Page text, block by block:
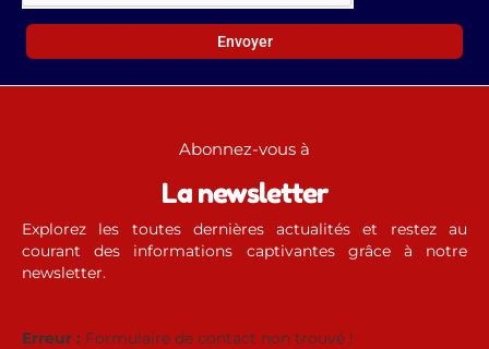
Envoyer
Abonnez-vous à
La newsletter
Explorez les toutes dernières actualités et restez au
courant des informations captivantes grâce à notre
newsletter.
Erreur : Formulaire de contact non trouvé !